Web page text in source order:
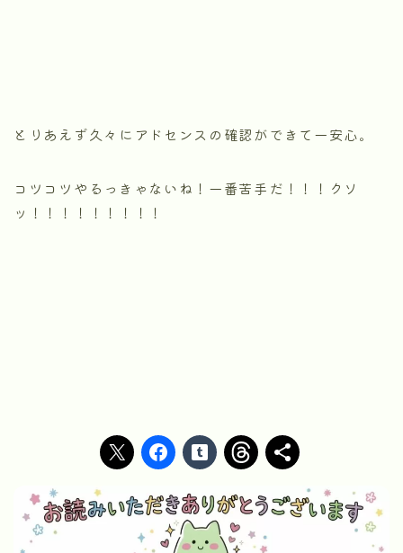
とりあえず久々にアドセンスの確認ができて一安心。
コツコツやるっきゃないね！一番苦手だ！！！クソ
ッ！！！！！！！！！